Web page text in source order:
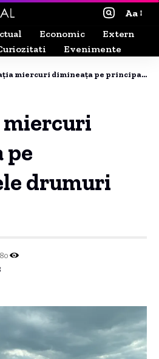
Aa
Economic
Extern
Evenimente
dimineața pe principalele drumuri din țară
pe
drumuri